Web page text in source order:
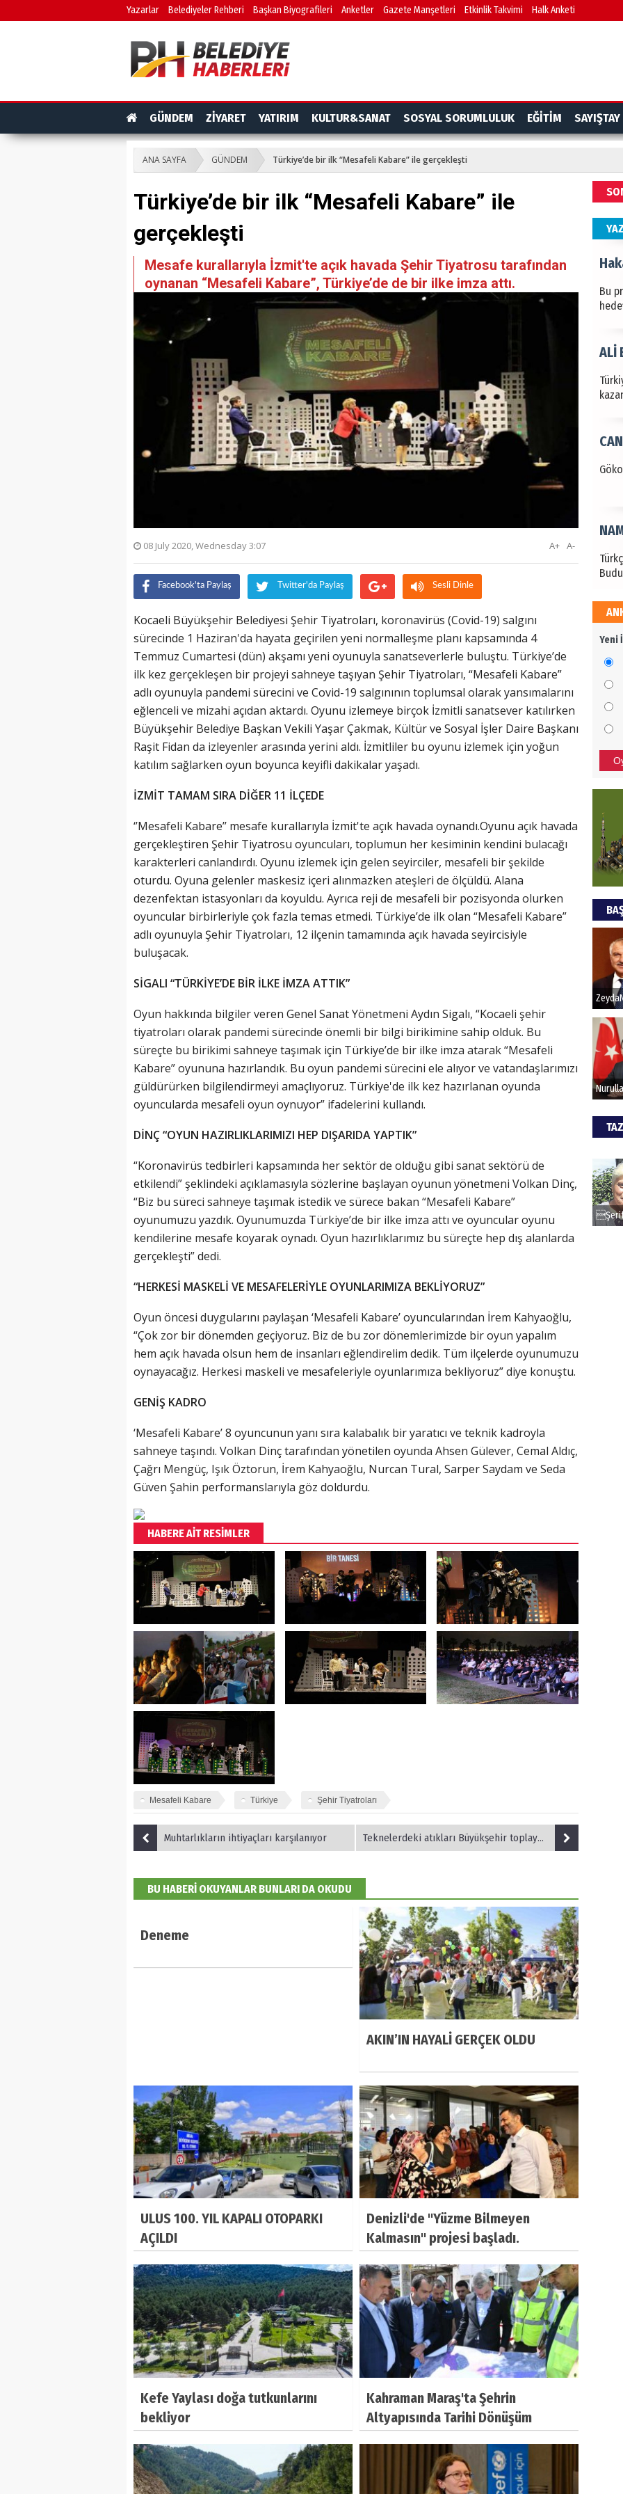
Yazarlar Belediyeler Rehberi Başkan Biyografileri Anketler Gazete Manşetleri Etkinlik Takvimi Halk Anketi
GÜNDEM ZİYARET YATIRIM KULTUR&SANAT SOSYAL SORUMLULUK EĞİTİM SAYIŞTAY
ANA SAYFA GÜNDEM Türkiye’de bir ilk “Mesafeli Kabare” ile gerçekleşti
Türkiye’de bir ilk “Mesafeli Kabare” ile
gerçekleşti
Mesafe kurallarıyla İzmit'te açık havada Şehir Tiyatrosu tarafından
oynanan “Mesafeli Kabare”, Türkiye’de de bir ilke imza attı.
08 July 2020, Wednesday 3:07 A-
A+
Facebook'ta Paylaş Twitter'da Paylaş Sesli Dinle
Kocaeli Büyükşehir Belediyesi Şehir Tiyatroları, koronavirüs (Covid-19) salgını
sürecinde 1 Haziran'da hayata geçirilen yeni normalleşme planı kapsamında 4
Temmuz Cumartesi (dün) akşamı yeni oyunuyla sanatseverlerle buluştu. Türkiye’de
ilk kez gerçekleşen bir projeyi sahneye taşıyan Şehir Tiyatroları, “Mesafeli Kabare”
adlı oyunuyla pandemi sürecini ve Covid-19 salgınının toplumsal olarak yansımalarını
eğlenceli ve mizahi açıdan aktardı. Oyunu izlemeye birçok İzmitli sanatsever katılırken
Büyükşehir Belediye Başkan Vekili Yaşar Çakmak, Kültür ve Sosyal İşler Daire Başkanı
Raşit Fidan da izleyenler arasında yerini aldı. İzmitliler bu oyunu izlemek için yoğun
katılım sağlarken oyun boyunca keyifli dakikalar yaşadı.
İZMİT TAMAM SIRA DİĞER 11 İLÇEDE
‘’Mesafeli Kabare’’ mesafe kurallarıyla İzmit'te açık havada oynandı.Oyunu açık havada
gerçekleştiren Şehir Tiyatrosu oyuncuları, toplumun her kesiminin kendini bulacağı
karakterleri canlandırdı. Oyunu izlemek için gelen seyirciler, mesafeli bir şekilde
oturdu. Oyuna gelenler maskesiz içeri alınmazken ateşleri de ölçüldü. Alana
dezenfektan istasyonları da koyuldu. Ayrıca reji de mesafeli bir pozisyonda olurken
oyuncular birbirleriyle çok fazla temas etmedi. Türkiye’de ilk olan “Mesafeli Kabare”
adlı oyunuyla Şehir Tiyatroları, 12 ilçenin tamamında açık havada seyircisiyle
buluşacak.
SİGALI “TÜRKİYE’DE BİR İLKE İMZA ATTIK”
Oyun hakkında bilgiler veren Genel Sanat Yönetmeni Aydın Sigalı, “Kocaeli şehir
tiyatroları olarak pandemi sürecinde önemli bir bilgi birikimine sahip olduk. Bu
süreçte bu birikimi sahneye taşımak için Türkiye’de bir ilke imza atarak “Mesafeli
Kabare” oyununa hazırlandık. Bu oyun pandemi sürecini ele alıyor ve vatandaşlarımızı
güldürürken bilgilendirmeyi amaçlıyoruz. Türkiye'de ilk kez hazırlanan oyunda
oyuncularda mesafeli oyun oynuyor” ifadelerini kullandı.
DİNÇ “OYUN HAZIRLIKLARIMIZI HEP DIŞARIDA YAPTIK”
“Koronavirüs tedbirleri kapsamında her sektör de olduğu gibi sanat sektörü de
etkilendi” şeklindeki açıklamasıyla sözlerine başlayan oyunun yönetmeni Volkan Dinç,
“Biz bu süreci sahneye taşımak istedik ve sürece bakan “Mesafeli Kabare”
oyunumuzu yazdık. Oyunumuzda Türkiye’de bir ilke imza attı ve oyuncular oyunu
kendilerine mesafe koyarak oynadı. Oyun hazırlıklarımız bu süreçte hep dış alanlarda
gerçekleşti” dedi.
“HERKESİ MASKELİ VE MESAFELERİYLE OYUNLARIMIZA BEKLİYORUZ”
Oyun öncesi duygularını paylaşan ‘Mesafeli Kabare’ oyuncularından İrem Kahyaoğlu,
“Çok zor bir dönemden geçiyoruz. Biz de bu zor dönemlerimizde bir oyun yapalım
hem açık havada olsun hem de insanları eğlendirelim dedik. Tüm ilçelerde oyunumuzu
oynayacağız. Herkesi maskeli ve mesafeleriyle oyunlarımıza bekliyoruz” diye konuştu.
GENİŞ KADRO
‘Mesafeli Kabare’ 8 oyuncunun yanı sıra kalabalık bir yaratıcı ve teknik kadroyla
sahneye taşındı. Volkan Dinç tarafından yönetilen oyunda Ahsen Gülever, Cemal Aldıç,
Çağrı Mengüç, Işık Öztorun, İrem Kahyaoğlu, Nurcan Tural, Sarper Saydam ve Seda
Güven Şahin performanslarıyla göz doldurdu.
HABERE AİT RESİMLER
Mesafeli Kabare Türkiye Şehir Tiyatroları
Muhtarlıkların ihtiyaçları karşılanıyor Teknelerdeki atıkları Büyükşehir toplayacak
BU HABERİ OKUYANLAR BUNLARI DA OKUDU
Deneme
AKIN’IN HAYALİ GERÇEK OLDU
ULUS 100. YIL KAPALI OTOPARKI
AÇILDI
Denizli'de "Yüzme Bilmeyen
Kalmasın" projesi başladı.
Kefe Yaylası doğa tutkunlarını
bekliyor
Kahraman Maraş'ta Şehrin
Altyapısında Tarihi Dönüşüm
Bu
ALİ
Bu
Yeni